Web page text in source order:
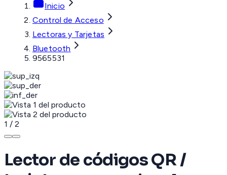
Inicio
Control de Acceso
Lectoras y Tarjetas
Bluetooth
9565531
1 / 2
Lector de códigos QR /